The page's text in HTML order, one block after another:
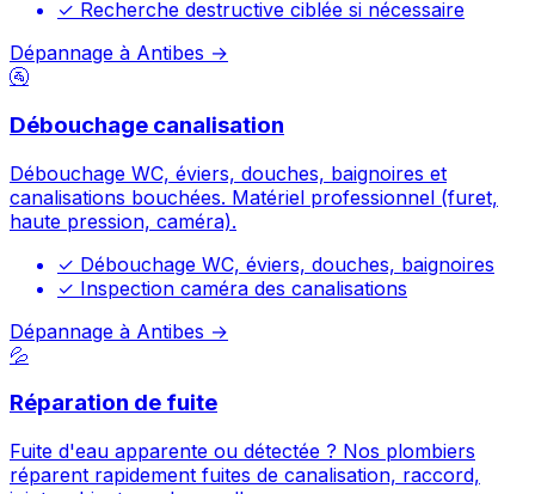
✓ Recherche destructive ciblée si nécessaire
Dépannage à Antibes →
🚰
Débouchage canalisation
Débouchage WC, éviers, douches, baignoires et
canalisations bouchées. Matériel professionnel (furet,
haute pression, caméra).
✓ Débouchage WC, éviers, douches, baignoires
✓ Inspection caméra des canalisations
Dépannage à Antibes →
💦
Réparation de fuite
Fuite d'eau apparente ou détectée ? Nos plombiers
réparent rapidement fuites de canalisation, raccord,